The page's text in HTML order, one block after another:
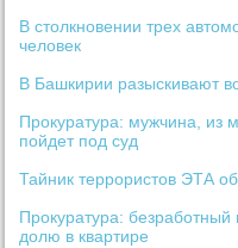
В столкновении трех
человек
В Башкирии разыскивают
Прокуратура: мужчина, из
пойдет под суд
Тайник террористов ЭТА
Прокуратура: безработный
долю в квартире